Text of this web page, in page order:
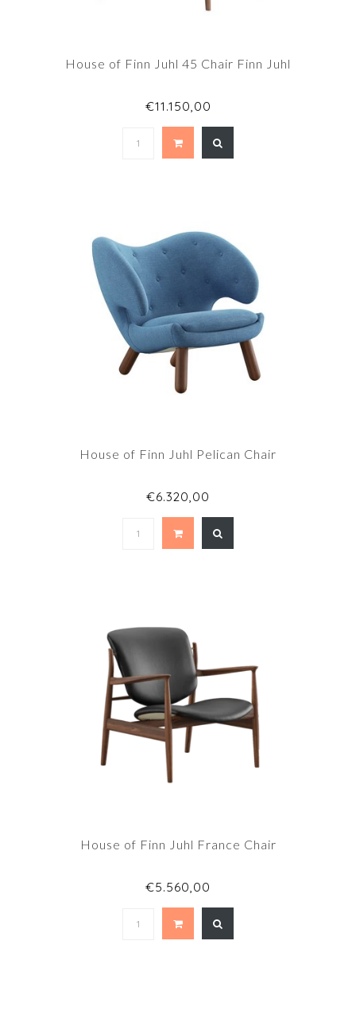
House of Finn Juhl 45 Chair Finn Juhl
€11.150,00
House of Finn Juhl Pelican Chair
€6.320,00
House of Finn Juhl France Chair
€5.560,00